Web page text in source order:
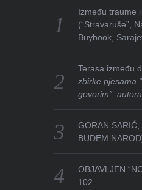
Između traume
(“Stravaruše”,
Buybook,
Terasa između
zbirke pjesama
govorim”,
GORAN SARIĆ,
BUDEM
OBJAVLJEN
102